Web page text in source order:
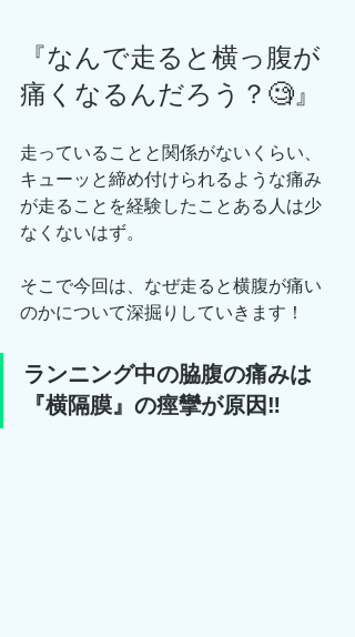
『なんで走ると横っ腹が
痛くなるんだろう？🧐』
走っていることと関係がないくらい、
キューッと締め付けられるような痛み
が走ることを経験したことある人は少
なくないはず。
そこで今回は、なぜ走ると横腹が痛い
のかについて深掘りしていきます！
ランニング中の脇腹の痛みは
『横隔膜』の痙攣が原因‼️